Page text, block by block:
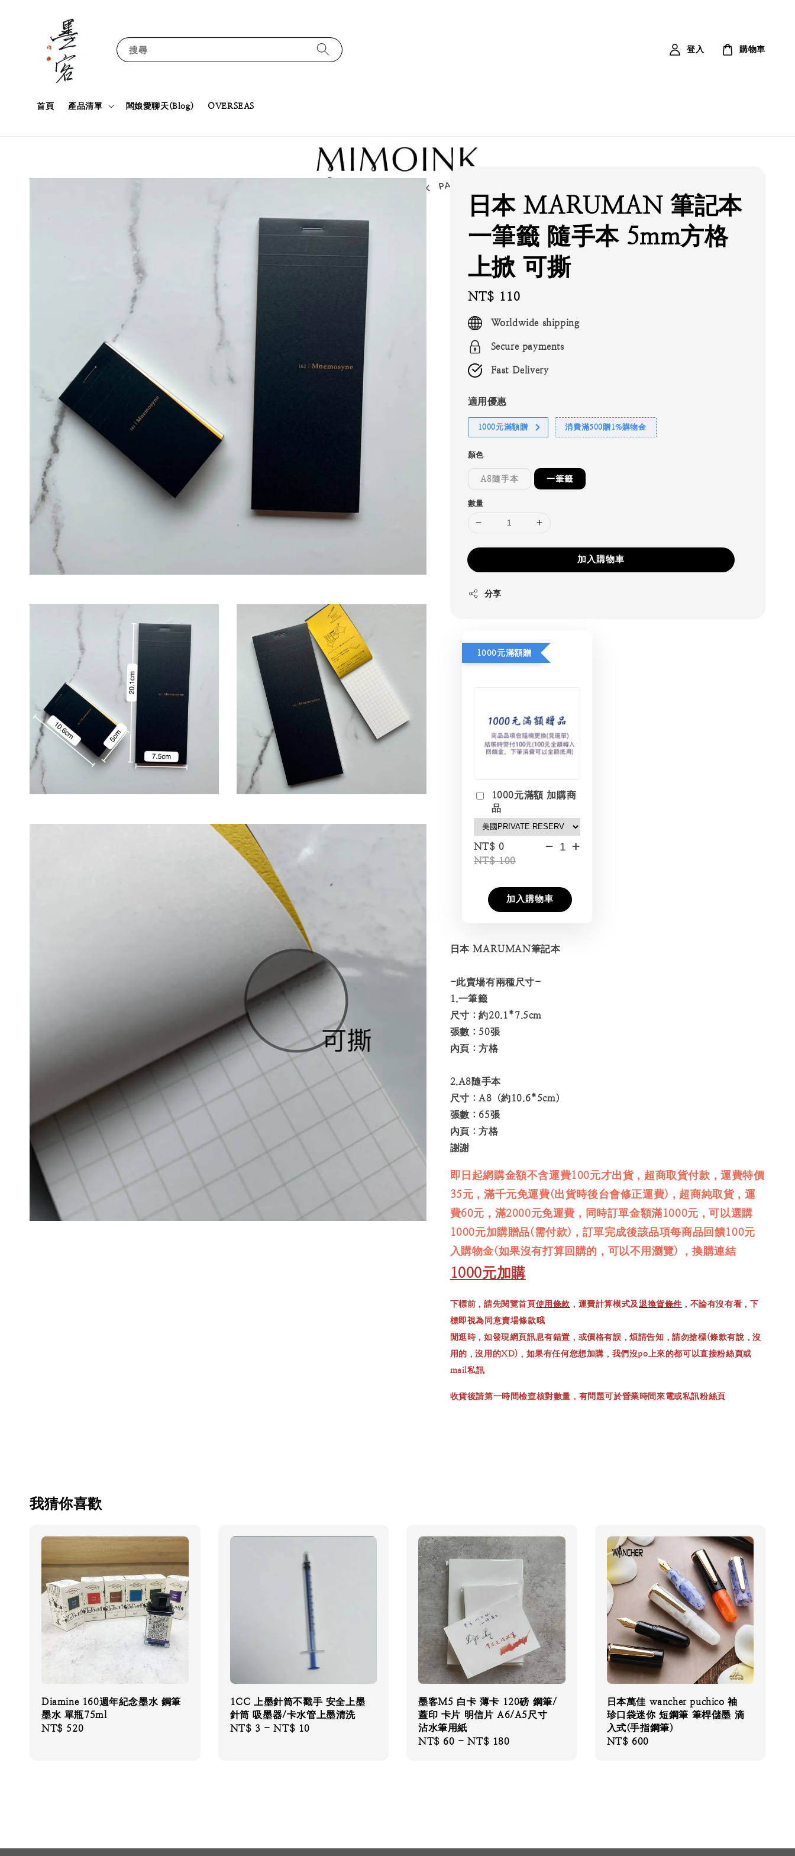
搜尋
首頁 產品清單 闆娘愛聊天(Blog) OVERSEAS
登入 購物車
日本 MARUMAN 筆記本
一筆籤 隨手本 5mm方格
上掀 可撕
Regular
price
NT$ 110
Worldwide shipping
Secure payments
Fast Delivery
適用優惠
1000元滿額贈 消費滿500贈1%購物金
顏色
A8隨手本 一筆籤
數量
加入購物車
分享
1000元滿額贈
1000元滿額 加購商
品
NT$ 0
NT$ 100
- +
加入購物車
日本 MARUMAN筆記本
-此賣場有兩種尺寸-
1.一筆籤
尺寸：約20.1*7.5cm
張數：50張
內頁：方格
2.A8隨手本
尺寸：A8（約10.6*5cm)
張數：65張
內頁：方格
謝謝
即日起網購金額不含運費100元才出貨，超商取貨付款，運費特價
35元，滿千元免運費(出貨時後台會修正運費)，超商純取貨，運
費60元，滿2000元免運費，同時訂單金額滿1000元，可以選購
1000元加購贈品(需付款)，訂單完成後該品項每商品回饋100元
入購物金(如果沒有打算回購的，可以不用瀏覽) ，換購連結
1000元加購
下標前，請先閱覽首頁使用條款 ，運費計算模式及退換貨條件 ，不論有沒有看，下
標即視為同意賣場條款哦
閒逛時，如發現網頁訊息有錯置，或價格有誤，煩請告知，請勿搶標(條款有說，沒
用的，沒用的XD)，如果有任何您想加購，我們沒po上來的都可以直接粉絲頁或
mail私訊
收貨後請第一時間檢查核對數量，有問題可於營業時間來電或私訊粉絲頁
我猜你喜歡
Diamine 160週年紀念墨水 鋼筆
墨水 單瓶75ml
Regular
NT$ 520
1CC 上墨針筒不戳手 安全上墨
針筒 吸墨器/卡水管上墨清洗
Regular
NT$ 3 -NT$ 10
墨客M5 白卡 薄卡 120磅 鋼筆/
蓋印 卡片 明信片 A6/A5尺寸
沾水筆用紙
Regular
NT$ 60 -NT$ 180
日本萬佳 wancher puchico 袖
珍口袋迷你 短鋼筆 筆桿儲墨 滴
入式(手指鋼筆)
Regular
NT$ 600